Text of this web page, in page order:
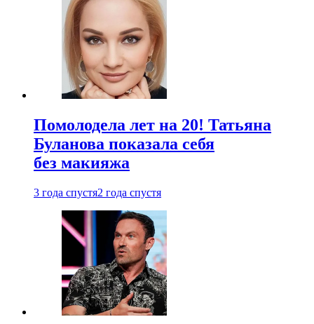
Помолодела лет на 20! Татьяна
Буланова показала себя
без макияжа
3 года спустя2 года спустя